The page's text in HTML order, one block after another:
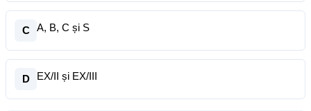
C A, B, C și S
D EX/II și EX/III